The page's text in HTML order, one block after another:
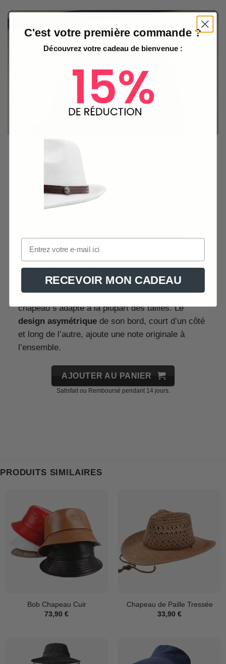
bijou d’élégance
Fabriqué à partir de
australienne, ce chapeau offre une douceur au
mise en valeur par une bordure modérée pour une
vert émeraude, ornée d’un nœud plat, apporte une
profondeur visuelleet une touche de féminité.
Avec une circonférence de tête de 56-58 cm, ce
chapeau s’adapte à la plupart des tailles. Le
design asymétriquede son bord, court d’un côté
et long de l’autre, ajoute une note originale à
l’ensemble.
AJOUTER AU PANIER
Satisfait ou Remboursé pendant 14 jours.
PRODUITS SIMILAIRES
Bob Chapeau Cuir
73,90 €
Chapeau de Paille Tressée
33,90 €
C'est votre première commande ?
Découvrez votre cadeau de bienvenue :
RECEVOIR MON CADEAU